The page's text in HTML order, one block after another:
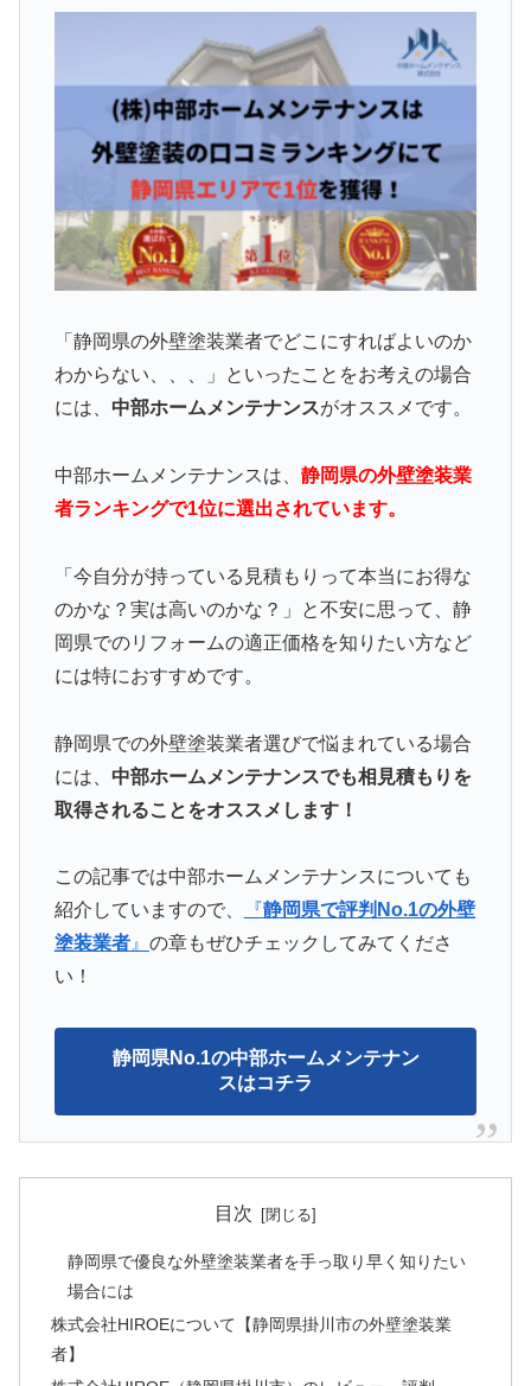
「静岡県の外壁塗装業者でどこにすればよいのか
わからない、、、」といったことをお考えの場合
には、 中部ホームメンテナンスがオススメです。
中部ホームメンテナンスは、 静岡県の外壁塗装業
者ランキングで1位に選出されています。
「今自分が持っている見積もりって本当にお得な
のかな？実は高いのかな？」と不安に思って、静
岡県でのリフォームの適正価格を知りたい方など
には特におすすめです。
静岡県での外壁塗装業者選びで悩まれている場合
には、 中部ホームメンテナンスでも相見積もりを
取得されることをオススメします！
この記事では中部ホームメンテナンスについても
紹介していますので、
『静岡県で評判No.1の外壁
塗装業者』 の章もぜひチェックしてみてくださ
い！
静岡県No.1の中部ホームメンテナン
スはコチラ
目次
静岡県で優良な外壁塗装業者を手っ取り早く知りたい
場合には
株式会社HIROEについて【静岡県掛川市の外壁塗装業
者】